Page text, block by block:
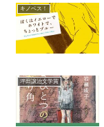
キノベス！
坪田譲治文学賞